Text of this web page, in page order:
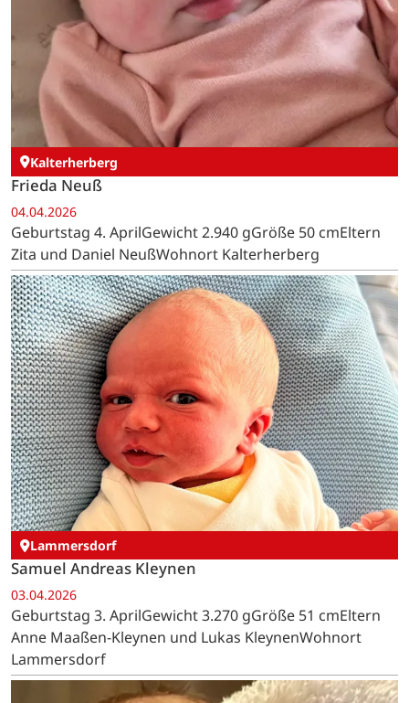
Kalterherberg
Frieda Neuß
04.04.2026
Geburtstag 4. AprilGewicht 2.940 gGröße 50 cmEltern
Zita und Daniel NeußWohnort Kalterherberg
Lammersdorf
Samuel Andreas Kleynen
03.04.2026
Geburtstag 3. AprilGewicht 3.270 gGröße 51 cmEltern
Anne Maaßen-Kleynen und Lukas KleynenWohnort
Lammersdorf